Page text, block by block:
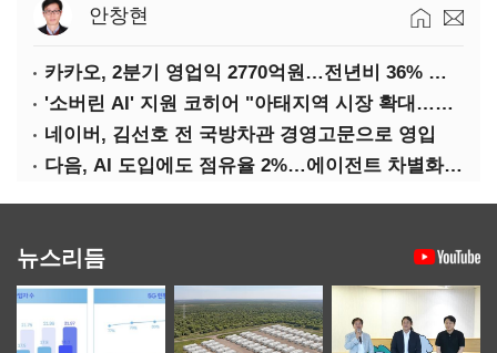
안창현
카카오, 2분기 영업익 2770억원…전년비 36% 증가
'소버린 AI' 지원 코히어 "아태지역 시장 확대…한국·일본 법인 설립"
네이버, 김선호 전 국방차관 경영고문으로 영입
다음, AI 도입에도 점유율 2%…에이전트 차별화가 관건
뉴스리듬